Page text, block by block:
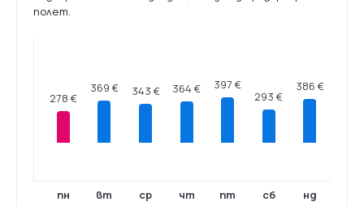
полет.
278 €
пн
369 €
вт
343 €
ср
364 €
чт
397 €
пт
293 €
сб
386 €
нд